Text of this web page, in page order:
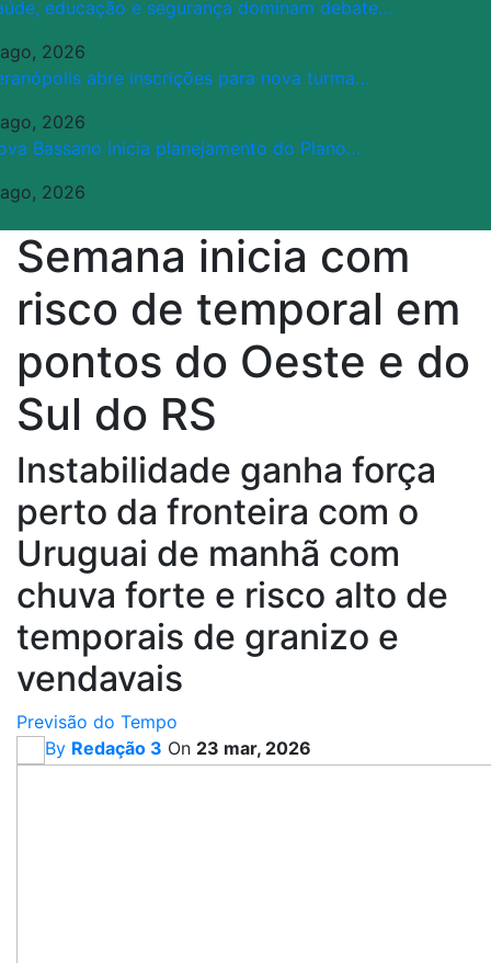
educação e segurança dominam debate…
2026
abre inscrições para nova turma…
2026
Bassano inicia planejamento do Plano…
2026
Semana inicia com
risco de temporal em
pontos do Oeste e do
Sul do RS
Instabilidade ganha força
perto da fronteira com o
Uruguai de manhã com
chuva forte e risco alto de
temporais de granizo e
vendavais
Previsão do Tempo
By Redação 3 On 23 mar, 2026